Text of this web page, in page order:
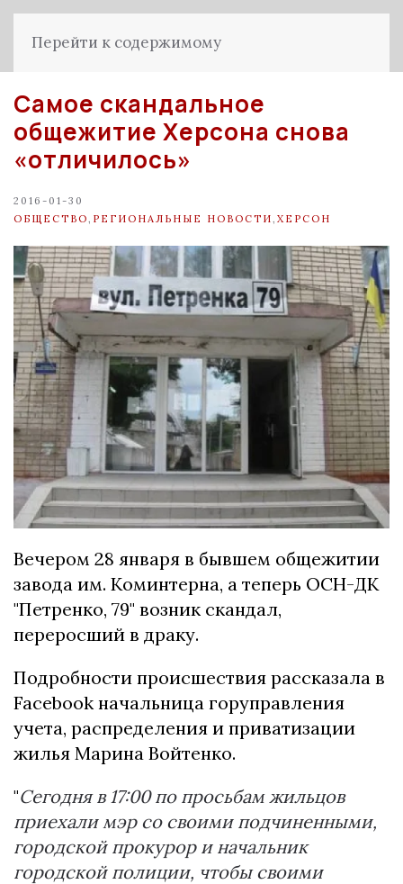
Перейти к содержимому
Самое скандальное
общежитие Херсона снова
«отличилось»
2016-01-30
ОБЩЕСТВО РЕГИОНАЛЬНЫЕ НОВОСТИ ХЕРСОН
Вечером 28 января в бывшем общежитии
завода им. Коминтерна, а теперь ОСН-ДК
"Петренко, 79" возник скандал,
переросший в драку.
Подробности происшествия рассказала в
Facebook начальница горуправления
учета, распределения и приватизации
жилья Марина Войтенко.
"Сегодня в 17:00 по просьбам жильцов
приехали мэр со своими подчиненными,
городской прокурор и начальник
городской полиции, чтобы своими